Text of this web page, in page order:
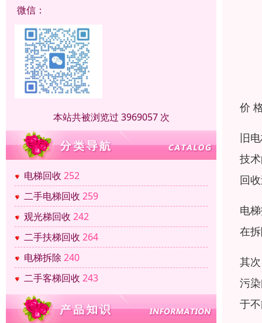
微信：
本站共被浏览过 3969057 次
电梯回收 252
二手电梯回收 259
观光梯回收 242
二手扶梯回收 264
电梯拆除 240
二手客梯回收 243
价
旧
技
回
电
在
其
污
于